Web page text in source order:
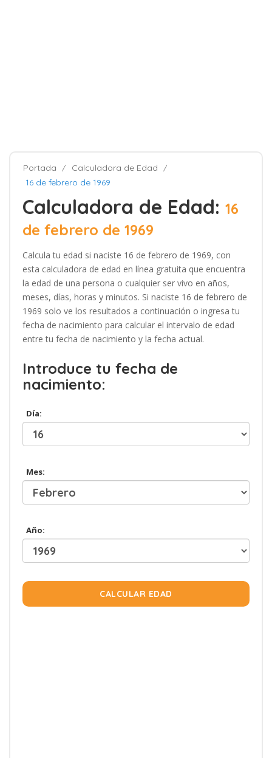
Portada
Calculadora de Edad
16 de febrero de 1969
Calculadora de Edad: 16
de febrero de 1969
Calcula tu edad si naciste 16 de febrero de 1969, con
esta calculadora de edad en línea gratuita que encuentra
la edad de una persona o cualquier ser vivo en años,
meses, días, horas y minutos. Si naciste 16 de febrero de
1969 solo ve los resultados a continuación o ingresa tu
fecha de nacimiento para calcular el intervalo de edad
entre tu fecha de nacimiento y la fecha actual.
Introduce tu fecha de
nacimiento:
Día:
Mes:
Año:
CALCULAR EDAD